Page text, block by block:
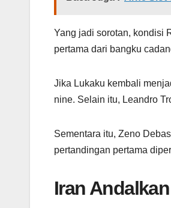
Yang jadi sorotan, kondisi
pertama dari bangku
Jika Lukaku kembali
nine. Selain itu, Leandro
Sementara itu, Zeno
pertandingan pertama
Iran